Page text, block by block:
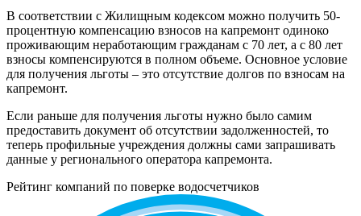
В соответствии с Жилищным кодексом можно получить 50-
процентную компенсацию взносов на капремонт одиноко
проживающим неработающим гражданам с 70 лет, а с 80 лет
взносы компенсируются в полном объеме. Основное условие
для получения льготы – это отсутствие долгов по взносам на
капремонт.
Если раньше для получения льготы нужно было самим
предоставить документ об отсутствии задолженностей, то
теперь профильные учреждения должны сами запрашивать
данные у регионального оператора капремонта.
Рейтинг компаний по поверке водосчетчиков